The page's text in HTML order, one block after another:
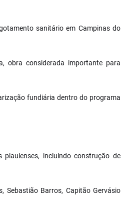
sanitário em Campinas do
obra considerada importante para
fundiária dentro do programa
incluindo construção de
Sebastião Barros, Capitão Gervásio